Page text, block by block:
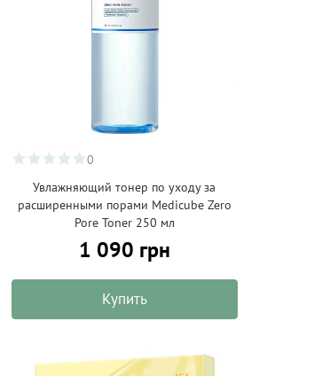
0
Увлажняющий тонер по уходу за
расширенными порами Medicube Zero
Pore Toner 250 мл
1 090 грн
Купить